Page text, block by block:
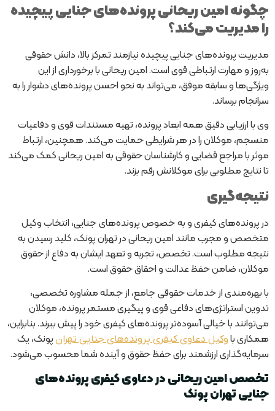
چگونه امین ریحانی پرونده‌های جنایی پیچیده
را مدیریت می‌کند؟
مدیریت پرونده‌های جنایی پیچیده نیازمند تمرکز بالا، دانش حقوقی
به‌روز و مهارت ارتباطی قوی است. امین ریحانی با برخورداری از این
ویژگی‌ها و سابقه موفق، می‌تواند به نحو احسن پرونده‌های دشوار را به
سرانجام برساند.
وی با ارزیابی دقیق همه ابعاد پرونده، تهیه مستندات قوی و دفاعیات
منسجم، موکلان را در هر شرایطی حمایت می‌کند. همچنین، ارتباط
موثر با مراجع قضایی و کارشناسان حقوقی به امین ریحانی کمک می‌کند
تا نتایج مطلوبی برای موکلانش رقم بزند.
نتیجه‌گیری
در پرونده‌های کیفری و به خصوص پرونده‌های جنایی، انتخاب وکیل
متخصص و مجرب مانند امین ریحانی در تهران پونک، کلید رسیدن به
نتیجه مطلوب است. تخصص، تجربه و تعهد ایشان به دفاع از حقوق
موکلان، ضامن حفظ عدالت و احقاق حقوق است.
با بهره‌مندی از خدمات حقوقی جامع، از جمله مشاوره تخصصی،
تدوین استراتژی‌های دفاعی قوی و پیگیری مستمر پرونده، موکلان
می‌توانند با خیالی آسوده‌تر پرونده‌های کیفری خود را پیش ببرند. بنابراین،
همکاری با وکیل دعاوی کیفری پرونده‌های جنایی تهران پونک، یک
سرمایه‌گذاری ارزشمند برای حفظ حقوق و آینده شما محسوب می‌شود.
تخصص امین ریحانی در دعاوی کیفری پرونده‌های
جنایی تهران پونک